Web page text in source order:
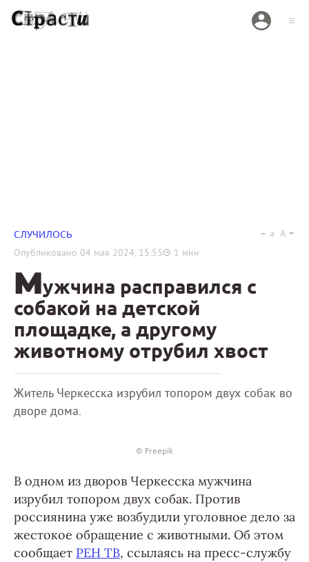
СЛУЧИЛОСЬ
Опубликовано 04 мая 2024, 15:55 1 мин.
a A
Мужчина расправился с
собакой на детской
площадке, а другому
животному отрубил хвост
Житель Черкесска изрубил топором двух собак во
дворе дома.
© Freepik
В одном из дворов Черкесска мужчина
изрубил топором двух собак. Против
россиянина уже возбудили уголовное дело за
жестокое обращение с животными. Об этом
сообщает РЕН ТВ, ссылаясь на пресс-службу